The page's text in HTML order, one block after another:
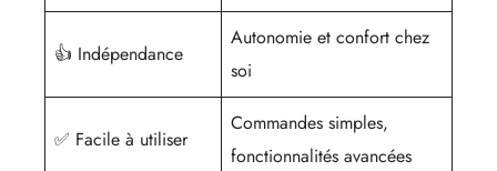
👍 Indépendance
Autonomie et confort chez
soi
✅ Facile à utiliser
Commandes simples,
fonctionnalités avancées